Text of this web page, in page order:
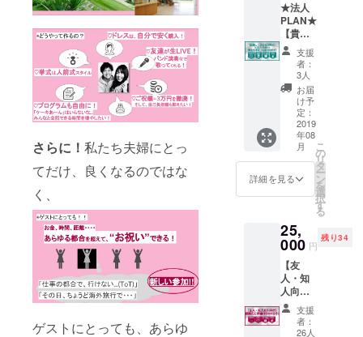
さらに！ 私たち夫婦にとっ
てだけ、良くなるのではな
く、
ゲストにとっても、あらゆ
カスタ
マイズ
婚をし
たい
カップ
ルの
方々
に、皆
さまを
ご紹介
したい
す！）
【あな
たを宣
伝】宣
BOOK
付き ✔︎
「カス
タマイ
ズ婚」
BOOK
のプレ
ゼント
★法人
PLAN★
【貴社
を宣
伝】宣
伝枠
BOOK
付き ✔︎
「カス
タマイ
ズ婚」
BOOK
のプレ
ゼント
（5冊）
✔︎
内で貴
社の宣
伝枠を
設けま
す。 ✔︎
Facebo
okの非
公開プ
ロジェ
支援
者：
3人
お届
け予
定：
2019
年08
月
詳細を見る
こ
の
リ
タ
ー
ン
を
選
択
す
る
25,
000 円
残り34
【友
人・知
人向
け】結
婚式に
参加
支援
者：
26人